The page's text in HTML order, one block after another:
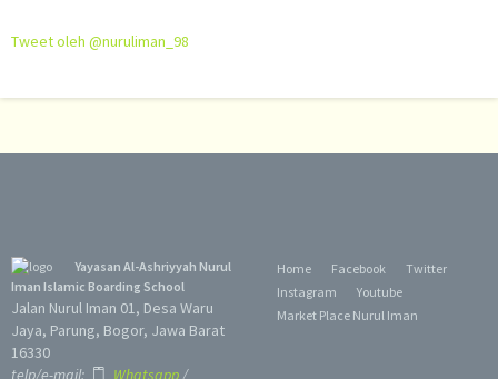
Tweet oleh @nuruliman_98
Yayasan Al-Ashriyyah Nurul
Iman Islamic Boarding School
Jalan Nurul Iman 01, Desa Waru
Jaya, Parung, Bogor, Jawa Barat
16330
telp/e-mail:
Whatsapp/
Home Facebook
Twitter
Instagram
Youtube
Market Place Nurul Iman